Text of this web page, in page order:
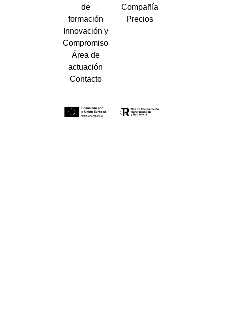
de
formación
Innovación y
Compromiso
Área de
actuación
Contacto
Compañía
Precios